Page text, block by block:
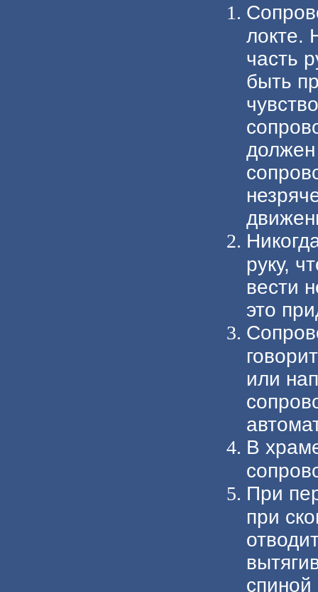
локте.
часть
быть
руку,
вести
это
или
В
При
при